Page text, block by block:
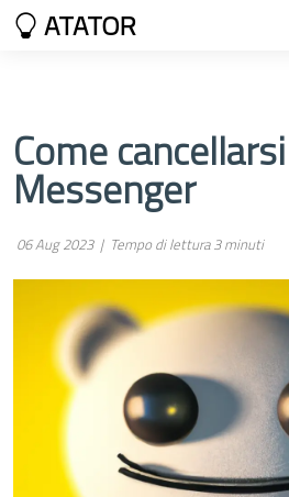
ATATOR
Come
Messenger
06 Aug 2023 | Tempo di lettura 3 minuti